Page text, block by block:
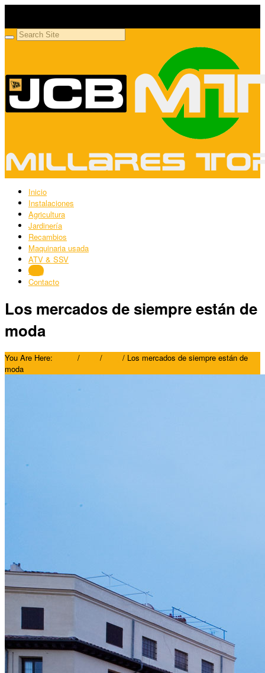
Inicio
Instalaciones
Agricultura
Jardinería
Recambios
Maquinaria usada
ATV & SSV
Blog
Contacto
Los mercados de siempre están de
moda
You Are Here: / / / Los mercados de siempre están de
moda